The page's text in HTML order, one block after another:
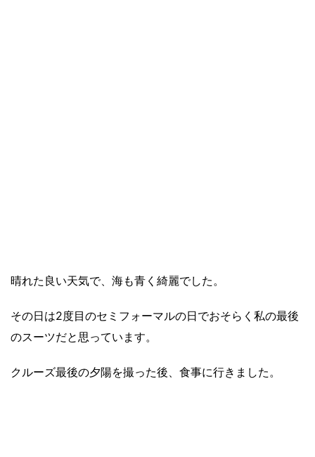
晴れた良い天気で、海も青く綺麗でした。
その日は2度目のセミフォーマルの日でおそらく私の最後
のスーツだと思っています。
クルーズ最後の夕陽を撮った後、食事に行きました。